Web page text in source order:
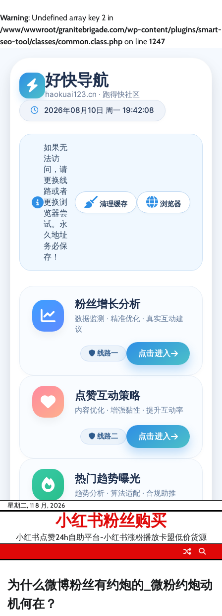
Warning: Undefined array key 2 in
/www/wwwroot/granitebrigade.com/wp-content/plugins/smart-
seo-tool/classes/common.class.php on line 1247
Skip星期二, 11 8 月, 2026
小红书粉丝购买
小红书点赞24h自助平台-小红书涨粉播放卡盟低价货源
为什么微博粉丝有约炮的_微粉约炮动
机何在？